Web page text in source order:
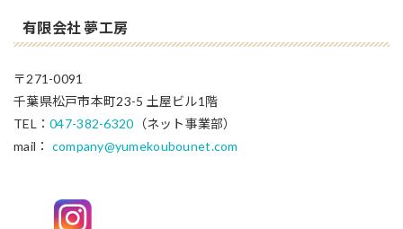
有限会社 夢工房
〒271-0091
千葉県松戸市本町23-5 土屋ビル1階
TEL：047-382-6320 （ネット事業部）
mail： company@yumekoubounet.com